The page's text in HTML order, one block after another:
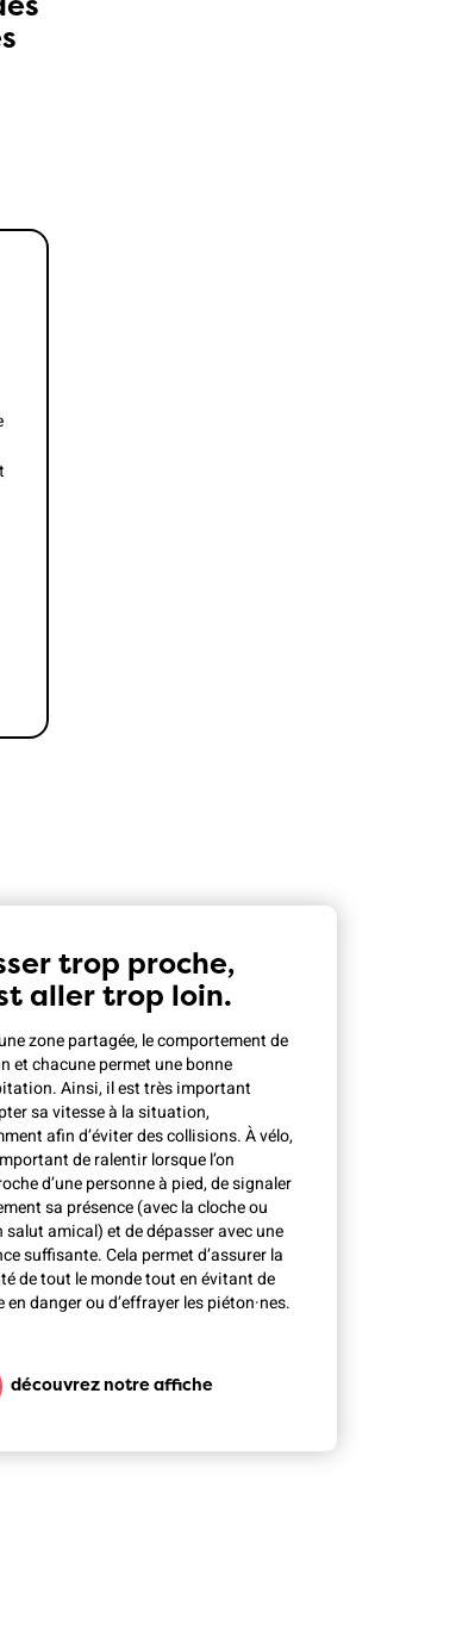
trop proche,
aller trop loin.
zone partagée, le comportement de
et chacune permet une bonne
Ainsi, il est très important
sa vitesse à la situation,
afin d’éviter des collisions. À vélo,
de ralentir lorsque l’on
d’une personne à pied, de signaler
sa présence (avec la cloche ou
salut amical) et de dépasser avec une
suffisante. Cela permet d’assurer la
de tout le monde tout en évitant de
en danger ou d’effrayer les piéton·nes.
découvrez notre affiche